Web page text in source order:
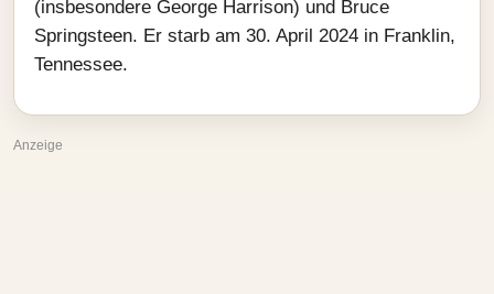
(insbesondere George Harrison) und Bruce
Springsteen. Er starb am 30. April 2024 in Franklin,
Tennessee.
Anzeige